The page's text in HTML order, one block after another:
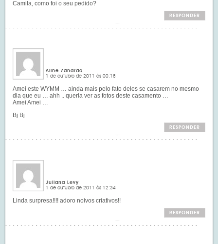
Camila, como foi o seu pedido?
RESPONDER
Aline Zanardo
1 de outubro de 2011 às 00:18
Amei este WYMM … ainda mais pelo fato deles se casarem no mesmo
dia que eu … ahh .. queria ver as fotos deste casamento …
Amei Amei …
Bj Bj
RESPONDER
Juliana Levy
1 de outubro de 2011 às 12:34
Linda surpresa!!!! adoro noivos criativos!!
RESPONDER